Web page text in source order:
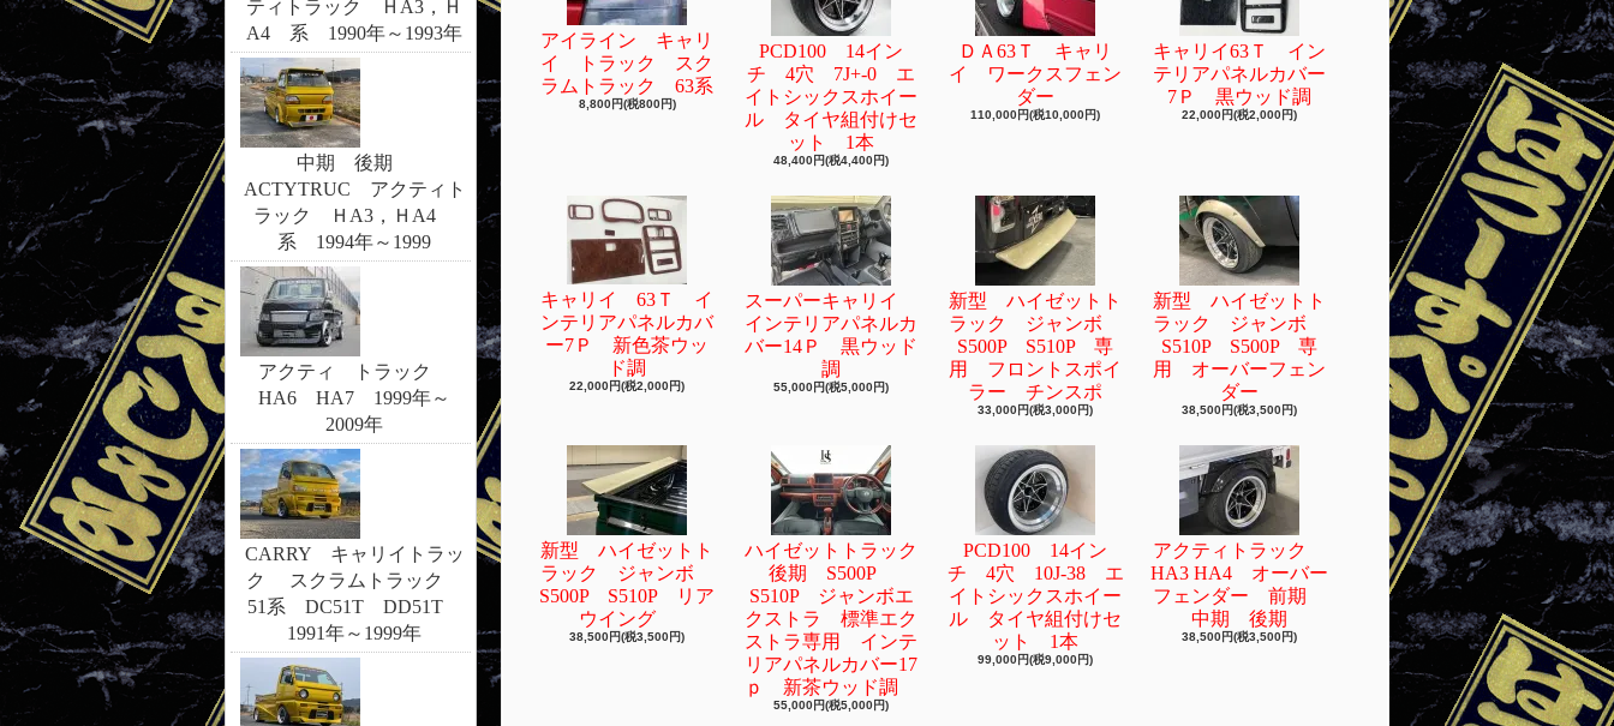
ティトラック ＨA3，Ｈ
A4 系 1990年～1993年
中期 後期
ACTYTRUC アクティト
ラック ＨA3，ＨA4
系 1994年～1999
アクティ トラック
HA6 HA7 1999年～
2009年
CARRY キャリイトラッ
ク スクラムトラック
51系 DC51T DD51T
1991年～1999年
アイライン キャリ
イ トラック スク
ラムトラック 63系
8,800円(税800円)
PCD100 14イン
チ 4穴 7J+-0 エ
イトシックスホイー
ル タイヤ組付けセ
ット 1本
48,400円(税4,400円)
ＤＡ63Ｔ キャリ
イ ワークスフェン
ダー
110,000円(税10,000円)
キャリイ63Ｔ イン
テリアパネルカバー
7Ｐ 黒ウッド調
22,000円(税2,000円)
キャリイ 63Ｔ イ
ンテリアパネルカバ
ー7Ｐ 新色茶ウッ
ド調
22,000円(税2,000円)
スーパーキャリイ
インテリアパネルカ
バー14Ｐ 黒ウッド
調
55,000円(税5,000円)
新型 ハイゼットト
ラック ジャンボ
S500P S510P 専
用 フロントスポイ
ラー チンスポ
33,000円(税3,000円)
新型 ハイゼットト
ラック ジャンボ
S510P S500P 専
用 オーバーフェン
ダー
38,500円(税3,500円)
新型 ハイゼットト
ラック ジャンボ
S500P S510P リア
ウイング
38,500円(税3,500円)
ハイゼットトラック
後期 S500P
S510P ジャンボエ
クストラ 標準エク
ストラ専用 インテ
リアパネルカバー17
ｐ 新茶ウッド調
55,000円(税5,000円)
PCD100 14イン
チ 4穴 10J-38 エ
イトシックスホイー
ル タイヤ組付けセ
ット 1本
99,000円(税9,000円)
アクティトラック
HA3 HA4 オーバー
フェンダー 前期
中期 後期
38,500円(税3,500円)